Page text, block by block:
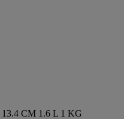
13.4 CM 1.6 L 1 KG